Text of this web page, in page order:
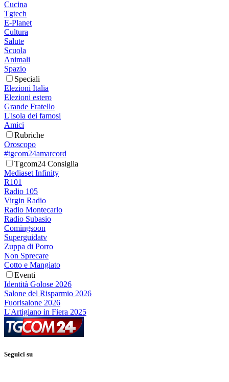
Cucina
Tgtech
E-Planet
Cultura
Salute
Scuola
Animali
Spazio
Speciali
Elezioni Italia
Elezioni estero
Grande Fratello
L'isola dei famosi
Amici
Rubriche
Oroscopo
#tgcom24amarcord
Tgcom24 Consiglia
Mediaset Infinity
R101
Radio 105
Virgin Radio
Radio Montecarlo
Radio Subasio
Comingsoon
Superguidatv
Zuppa di Porro
Non Sprecare
Cotto e Mangiato
Eventi
Identità Golose 2026
Salone del Risparmio 2026
Fuorisalone 2026
L'Artigiano in Fiera 2025
Seguici su